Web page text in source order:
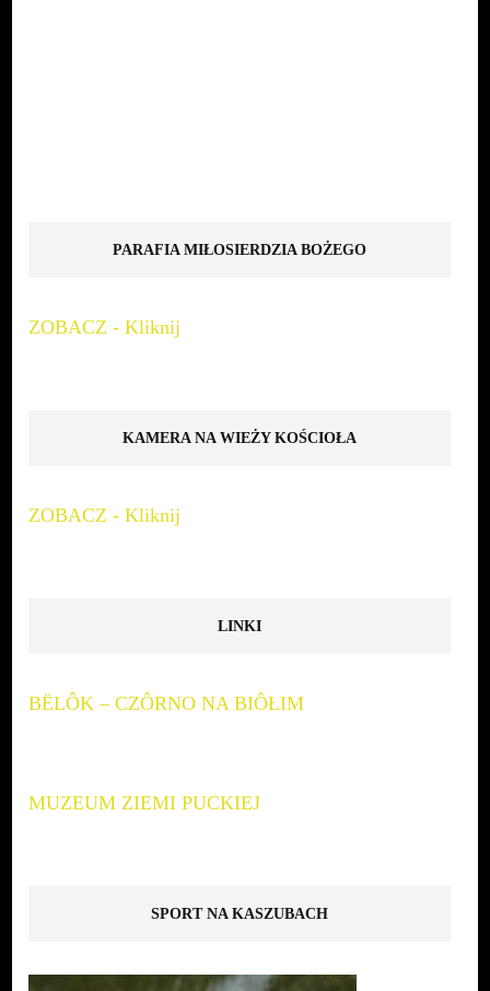
PARAFIA MIŁOSIERDZIA BOŻEGO
ZOBACZ - Kliknij
KAMERA NA WIEŻY KOŚCIOŁA
ZOBACZ - Kliknij
LINKI
BËLÔK – CZÔRNO NA BIÔŁIM
MUZEUM ZIEMI PUCKIEJ
SPORT NA KASZUBACH